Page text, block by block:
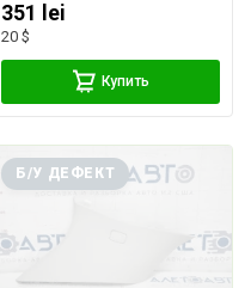
351 lei
20 $
Купить
Б/У ДЕФЕКТ